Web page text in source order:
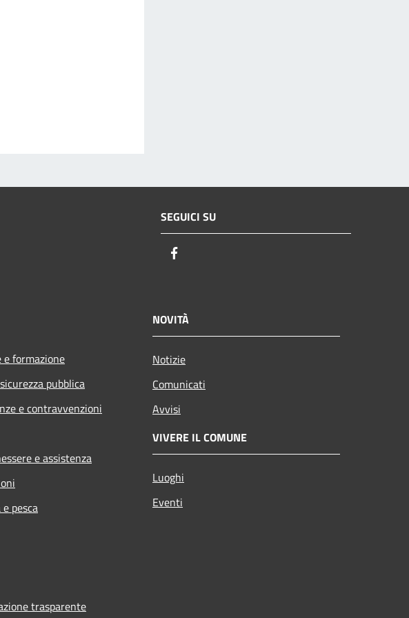
SEGUICI SU
e formazione
pubblica
e contravvenzioni
e assistenza
pesca
NOVITÀ
Notizie
Comunicati
Avvisi
VIVERE IL COMUNE
Luoghi
Eventi
trasparente